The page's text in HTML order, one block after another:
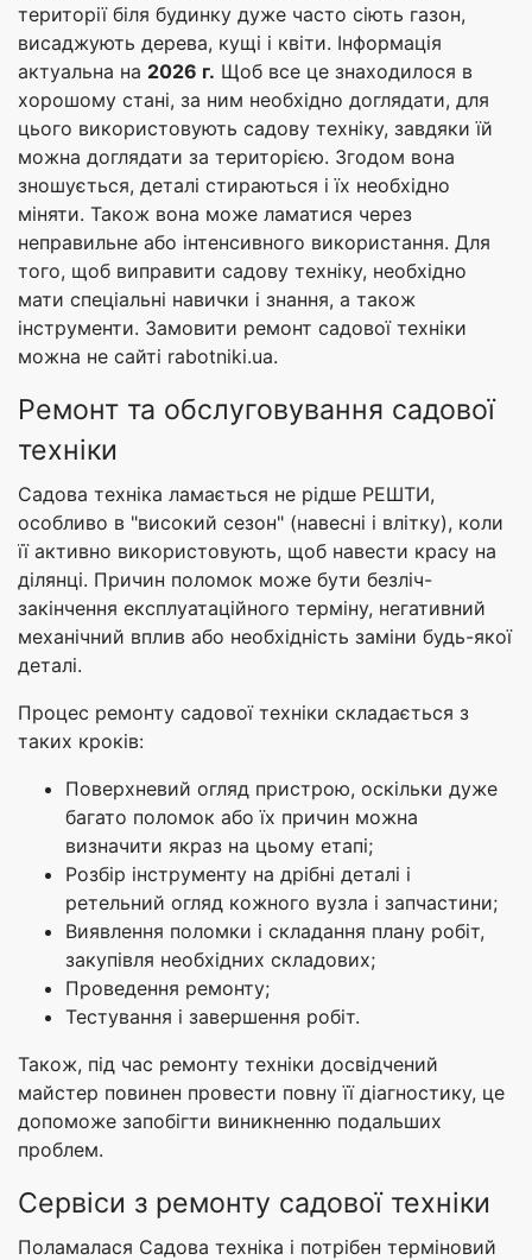
території біля будинку дуже часто сіють газон,
висаджують дерева, кущі і квіти. Інформація
актуальна на 2026 г. Щоб все це знаходилося в
хорошому стані, за ним необхідно доглядати, для
цього використовують садову техніку, завдяки їй
можна доглядати за територією. Згодом вона
зношується, деталі стираються і їх необхідно
міняти. Також вона може ламатися через
неправильне або інтенсивного використання. Для
того, щоб виправити садову техніку, необхідно
мати спеціальні навички і знання, а також
інструменти. Замовити ремонт садової техніки
можна не сайті rabotniki.ua.
Ремонт та обслуговування садової
техніки
Садова техніка ламається не рідше РЕШТИ,
особливо в "високий сезон" (навесні і влітку), коли
її активно використовують, щоб навести красу на
ділянці. Причин поломок може бути безліч-
закінчення експлуатаційного терміну, негативний
механічний вплив або необхідність заміни будь-якої
деталі.
Процес ремонту садової техніки складається з
таких кроків:
Поверхневий огляд пристрою, оскільки дуже
багато поломок або їх причин можна
визначити якраз на цьому етапі;
Розбір інструменту на дрібні деталі і
ретельний огляд кожного вузла і запчастини;
Виявлення поломки і складання плану робіт,
закупівля необхідних складових;
Проведення ремонту;
Тестування і завершення робіт.
Також, під час ремонту техніки досвідчений
майстер повинен провести повну її діагностику, це
допоможе запобігти виникненню подальших
проблем.
Сервіси з ремонту садової техніки
Поламалася Садова техніка і потрібен терміновий